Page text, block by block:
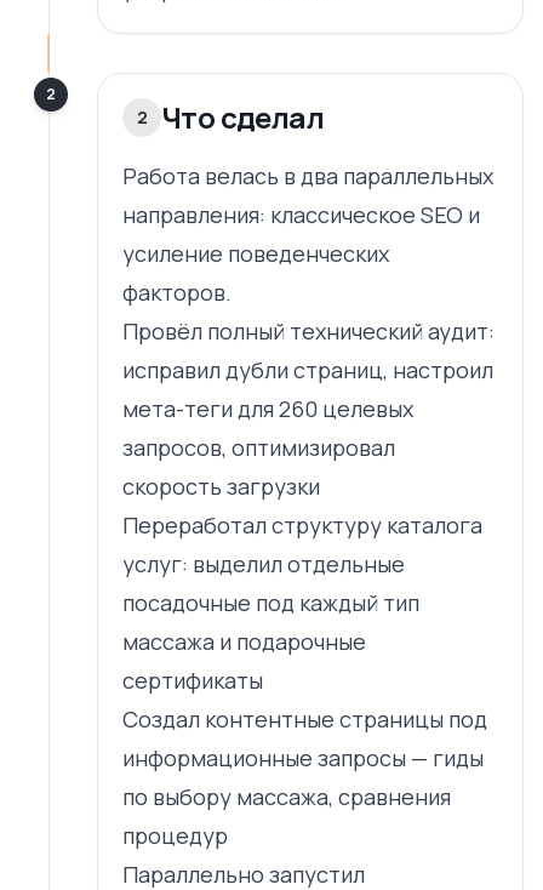
2
2 Что сделал
Работа велась в два параллельных
направления: классическое SEO и
усиление поведенческих
факторов.
Провёл полный технический аудит:
исправил дубли страниц, настроил
мета-теги для 260 целевых
запросов, оптимизировал
скорость загрузки
Переработал структуру каталога
услуг: выделил отдельные
посадочные под каждый тип
массажа и подарочные
сертификаты
Создал контентные страницы под
информационные запросы — гиды
по выбору массажа, сравнения
процедур
Параллельно запустил